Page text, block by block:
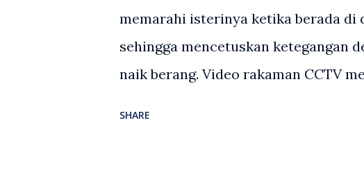
memarahi isterinya ketika berada di
sehingga mencetuskan ketegangan
naik berang. Video rakaman CCTV
SHARE